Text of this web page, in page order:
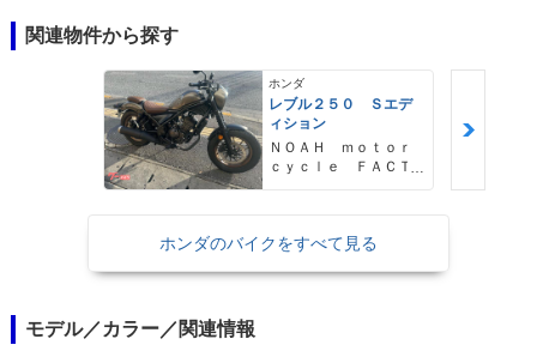
関連物件から探す
ホンダ
レブル２５０ Ｓエデ
ィション
ＮＯＡＨ ｍｏｔｏｒ
ｃｙｃｌｅ ＦＡＣＴ
ホンダのバイクをすべて見る
モデル／カラー／関連情報